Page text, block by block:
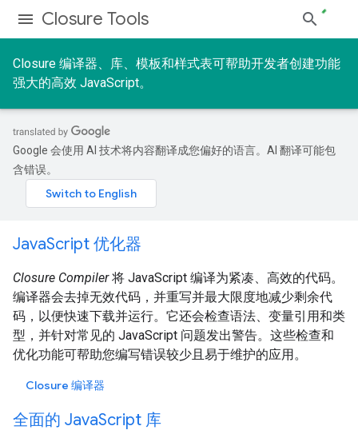
Closure Tools
Closure 编译器、库、模板和样式表可帮助开发者创建功能
强大的高效 JavaScript。
Google 会使用 AI 技术将内容翻译成您偏好的语言。AI 翻译可能包
含错误。
JavaScript 优化器
Closure Compiler将 JavaScript 编译为紧凑、高效的代码。
编译器会去掉无效代码，并重写并最大限度地减少剩余代
码，以便快速下载并运行。它还会检查语法、变量引用和类
型，并针对常见的 JavaScript 问题发出警告。这些检查和
优化功能可帮助您编写错误较少且易于维护的应用。
Closure 编译器
全面的 JavaScript 库